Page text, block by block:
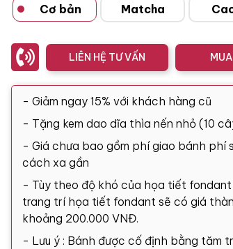
Cơ bản Matcha
LIÊN HỆ TƯ VẤN
- Giảm ngay 15% với khách hàng cũ
- Tặng kem dao dĩa thìa nến nhỏ (10
- Giá chưa bao gồm phí giao bánh phí
cách xa gần
- Tùy theo độ khó của họa tiết
trang trí họa tiết fondant sẽ có giá
khoảng 200.000 VNĐ.
- Lưu ý : Bánh được cố định bằng tăm